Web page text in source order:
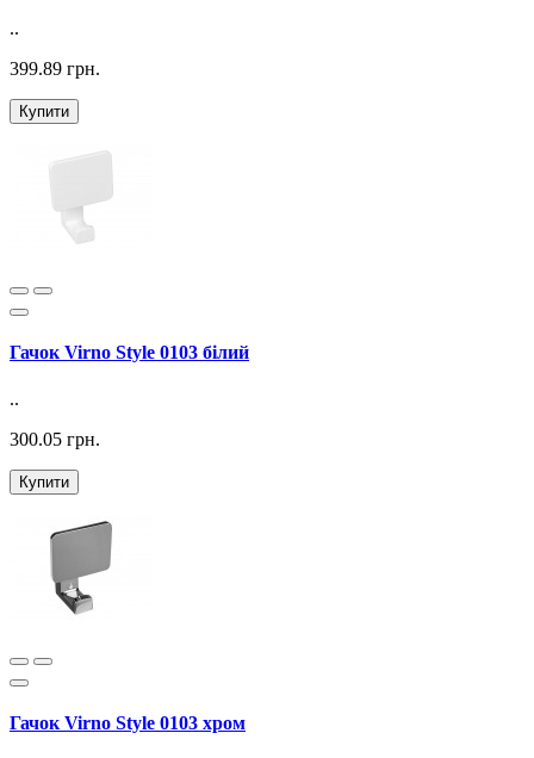
..
399.89 грн.
Купити
Гачок Virno Style 0103 білий
..
300.05 грн.
Купити
Гачок Virno Style 0103 хром